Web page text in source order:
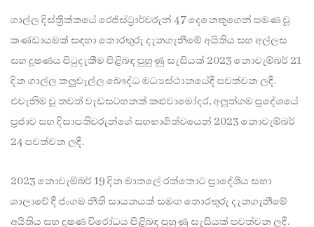
ගාල්ල දිස්ත්‍රික්කයේ රෙජිස්ට්‍රාර්වරුන් 47 දෙනෙකුගෙන් පමණ වූ
කණ්ඩායමක් සඳහා තොරතුරු දැනගැනීමේ අයිතිය සහ අල්ලස
සහ දූෂණය පිටුදැකීම පිළිබඳ පුහුණු සැසියක් 2023 නොවැම්බර් 21
දින ගාල්ල කලුවැල්ල බෞද්ධ මධ්‍යස්ථානයේදී පවත්වන ලදී.
එවැනිම වූ තවත් වැඩසටහනක් කළුවාමෝදර, අලුත්ගම ප්‍රදේශයේ
ප්‍රජාව සහ දිසාපතිවරුන්ගේ සහභාගීත්වයෙන් 2023 නොවැම්බර්
24 පවත්වන ලදී.
2023 නොවැම්බර් 19 දින මාතලේ රත්තොට ප්‍රාදේශීය සභා
ශාලාවේ දී ජංගම නීති සායනයක් සමඟ තොරතුරු දැනගැනීමේ
අයිතිය සහ දූෂණ විරෝධය පිළිබඳ පුහුණු සැසියක් පවත්වන ලදී.